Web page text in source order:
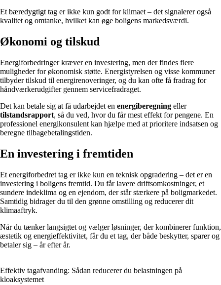
Et bæredygtigt tag er ikke kun godt for klimaet – det signalerer også
kvalitet og omtanke, hvilket kan øge boligens markedsværdi.
Økonomi og tilskud
Energiforbedringer kræver en investering, men der findes flere
muligheder for økonomisk støtte. Energistyrelsen og visse kommuner
tilbyder tilskud til energirenoveringer, og du kan ofte få fradrag for
håndværkerudgifter gennem servicefradraget.
Det kan betale sig at få udarbejdet en energiberegning eller
tilstandsrapport, så du ved, hvor du får mest effekt for pengene. En
professionel energikonsulent kan hjælpe med at prioritere indsatsen og
beregne tilbagebetalingstiden.
En investering i fremtiden
Et energiforbedret tag er ikke kun en teknisk opgradering – det er en
investering i boligens fremtid. Du får lavere driftsomkostninger, et
sundere indeklima og en ejendom, der står stærkere på boligmarkedet.
Samtidig bidrager du til den grønne omstilling og reducerer dit
klimaaftryk.
Når du tænker langsigtet og vælger løsninger, der kombinerer funktion,
æstetik og energieffektivitet, får du et tag, der både beskytter, sparer og
betaler sig – år efter år.
Effektiv tagafvanding: Sådan reducerer du belastningen på
kloaksystemet